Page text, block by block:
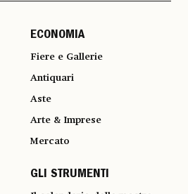
ECONOMIA
Fiere e Gallerie
Antiquari
Aste
Arte & Imprese
Mercato
GLI STRUMENTI